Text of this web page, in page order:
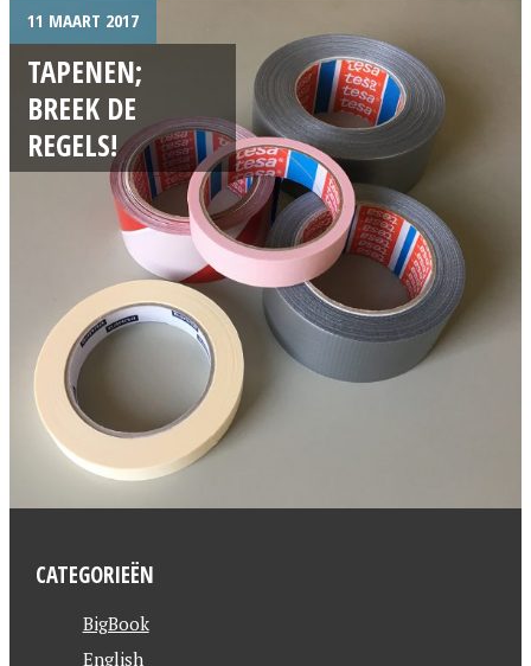
11 MAART 2017
TAPENEN;
BREEK DE
REGELS!
CATEGORIEËN
BigBook
English